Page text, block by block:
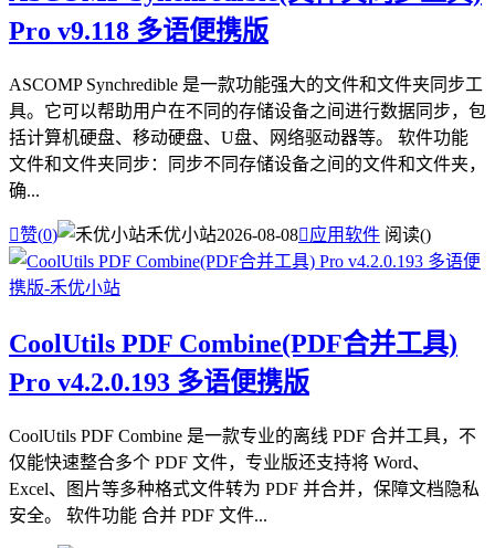
Pro v9.118 多语便携版
ASCOMP Synchredible 是一款功能强大的文件和文件夹同步工
具。它可以帮助用户在不同的存储设备之间进行数据同步，包
括计算机硬盘、移动硬盘、U盘、网络驱动器等。 软件功能
文件和文件夹同步：同步不同存储设备之间的文件和文件夹，
确...
赞(0) 禾优小站2026-08-08应用软件 阅读()
CoolUtils PDF Combine(PDF合并工具)
Pro v4.2.0.193 多语便携版
CoolUtils PDF Combine 是一款专业的离线 PDF 合并工具，不
仅能快速整合多个 PDF 文件，专业版还支持将 Word、
Excel、图片等多种格式文件转为 PDF 并合并，保障文档隐私
安全。 软件功能 合并 PDF 文件...